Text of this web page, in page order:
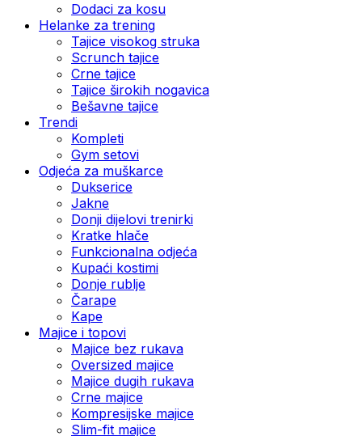
Dodaci za kosu
Helanke za trening
Tajice visokog struka
Scrunch tajice
Crne tajice
Tajice širokih nogavica
Bešavne tajice
Trendi
Kompleti
Gym setovi
Odjeća za muškarce
Dukserice
Jakne
Donji dijelovi trenirki
Kratke hlače
Funkcionalna odjeća
Kupaći kostimi
Donje rublje
Čarape
Kape
Majice i topovi
Majice bez rukava
Oversized majice
Majice dugih rukava
Crne majice
Kompresijske majice
Slim-fit majice